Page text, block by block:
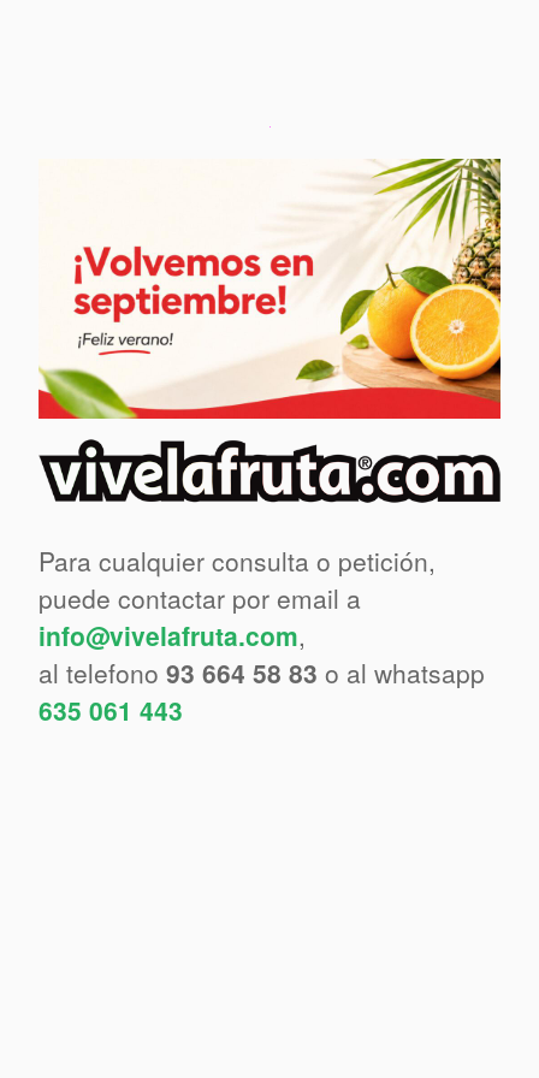
Para cualquier consulta o petición,
puede contactar por email a
info@vivelafruta.com,
al telefono 93 664 58 83 o al whatsapp
635 061 443